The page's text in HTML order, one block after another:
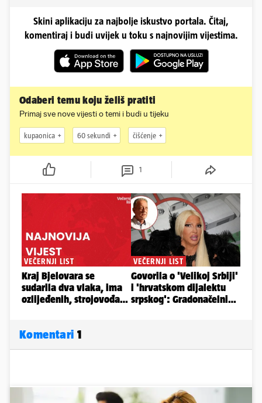
Skini aplikaciju za najbolje iskustvo portala. Čitaj,
komentiraj i budi uvijek u toku s najnovijim vijestima.
Odaberi temu koju želiš pratiti
Primaj sve nove vijesti o temi i budi u tijeku
kupaonica 60 sekundi čišćenje
1
Komentari 1